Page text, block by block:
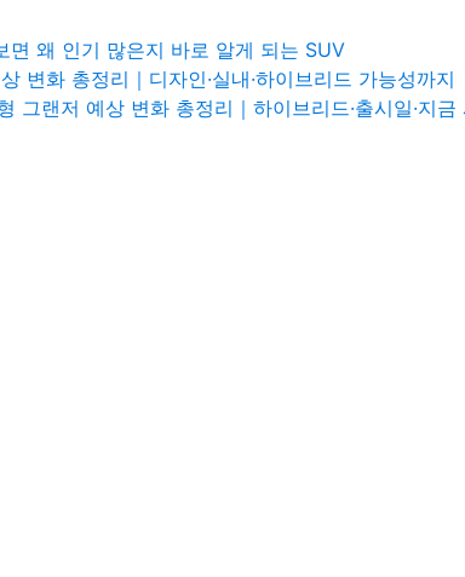
면 왜 인기 많은지 바로 알게 되는 SUV
변화 총정리｜디자인·실내·하이브리드 가능성까지
그랜저 예상 변화 총정리｜하이브리드·출시일·지금